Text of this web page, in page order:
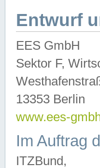
Entwurf
EES GmbH
Sektor F,
13353 Berlin
www.ees-
Im Auftrag
ITZBund,